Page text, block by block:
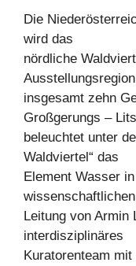
Die
wird das
nördliche
insgesamt zehn
Großgerungs –
beleuchtet unter
Waldviertel“ das
Element Wasser
wissenschaftlichen
Leitung von Armin
interdisziplinäres
Kuratorenteam